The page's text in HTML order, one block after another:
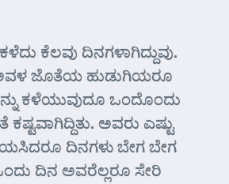
ಕೆಲವು ದಿನಗಳಾಗಿದ್ದುವು.
ಜೊತೆಯ ಹುಡುಗಿಯರೂ
ಕಳೆಯುವುದೂ ಒಂದೊಂದು
ಅವರು ಎಷ್ಟು
ದಿನಗಳು ಬೇಗ ಬೇಗ
ದಿನ ಅವರೆಲ್ಲರೂ ಸೇರಿ